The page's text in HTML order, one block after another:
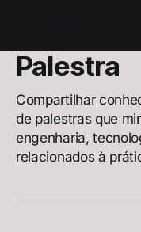
Palestra
Compartilhar
de palestras que
engenharia,
relacionados à